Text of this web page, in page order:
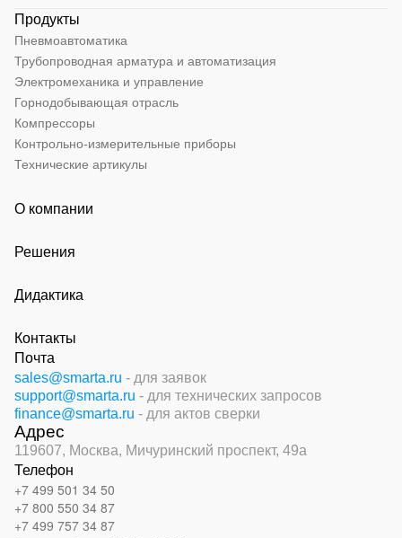
Продукты
Пневмоавтоматика
Трубопроводная арматура и автоматизация
Электромеханика и управление
Горнодобывающая отрасль
Компрессоры
Контрольно-измерительные приборы
Технические артикулы
О компании
Решения
Дидактика
Контакты
Почта
sales@smarta.ru - для заявок
support@smarta.ru - для технических запросов
finance@smarta.ru - для актов сверки
Адрес
119607, Москва, Мичуринский проспект, 49а
Телефон
+7 499 501 34 50
+7 800 550 34 87
+7 499 757 34 87